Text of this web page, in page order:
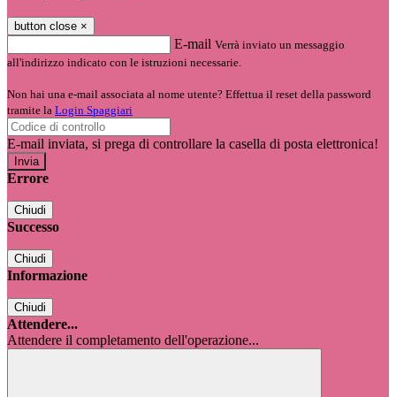
button close ×
E-mail Verrà inviato un messaggio
all'indirizzo indicato con le istruzioni necessarie.
Non hai una e-mail associata al nome utente? Effettua il reset della password
tramite la Login Spaggiari
E-mail inviata, si prega di controllare la casella di posta elettronica!
Errore
Chiudi
Successo
Chiudi
Informazione
Chiudi
Attendere...
Attendere il completamento dell'operazione...